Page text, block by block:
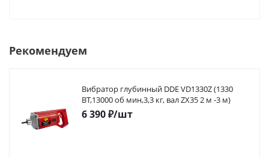
Рекомендуем
Вибратор глубинный DDE VD1330Z (1330
ВТ,13000 об мин,3,3 кг, вал ZX35 2 м -3 м)
6 390₽/шт